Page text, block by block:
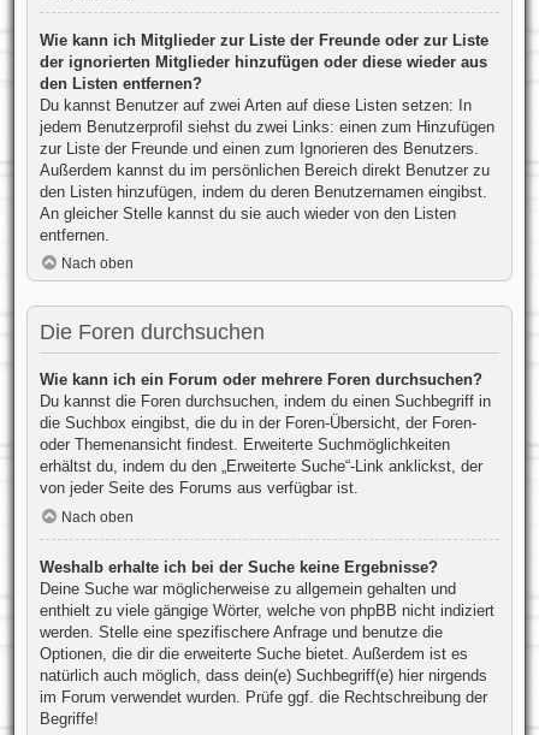
Wie kann ich Mitglieder zur Liste der Freunde oder zur Liste
der ignorierten Mitglieder hinzufügen oder diese wieder aus
den Listen entfernen?
Du kannst Benutzer auf zwei Arten auf diese Listen setzen: In
jedem Benutzerprofil siehst du zwei Links: einen zum Hinzufügen
zur Liste der Freunde und einen zum Ignorieren des Benutzers.
Außerdem kannst du im persönlichen Bereich direkt Benutzer zu
den Listen hinzufügen, indem du deren Benutzernamen eingibst.
An gleicher Stelle kannst du sie auch wieder von den Listen
entfernen.
Nach oben
Die Foren durchsuchen
Wie kann ich ein Forum oder mehrere Foren durchsuchen?
Du kannst die Foren durchsuchen, indem du einen Suchbegriff in
die Suchbox eingibst, die du in der Foren-Übersicht, der Foren-
oder Themenansicht findest. Erweiterte Suchmöglichkeiten
erhältst du, indem du den „Erweiterte Suche“-Link anklickst, der
von jeder Seite des Forums aus verfügbar ist.
Nach oben
Weshalb erhalte ich bei der Suche keine Ergebnisse?
Deine Suche war möglicherweise zu allgemein gehalten und
enthielt zu viele gängige Wörter, welche von phpBB nicht indiziert
werden. Stelle eine spezifischere Anfrage und benutze die
Optionen, die dir die erweiterte Suche bietet. Außerdem ist es
natürlich auch möglich, dass dein(e) Suchbegriff(e) hier nirgends
im Forum verwendet wurden. Prüfe ggf. die Rechtschreibung der
Begriffe!